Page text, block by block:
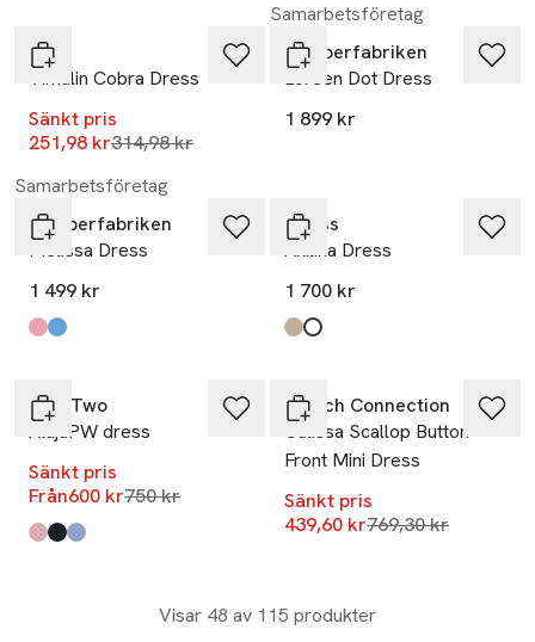
Vila
Vimalin Cobra Dress
Sänkt pris
251,98 krLägsta pris 30 dagar
314,98 kr
Samarbetsföretag
Jumperfabriken
Loreen Dot Dress
1 899 kr
Samarbetsföretag
Jumperfabriken
Melissa Dress
1 499 kr
Produkten finns i färgerna:
pink,
white
Guess
Akilina Dress
1 700 kr
Produkten finns i färgerna:
4g Blossom Flower Fo
Jet Black A996
Part Two
AlajaPW dress
Sänkt pris
Från600 krLägsta pris 30 dagar
750 kr
Produkten finns i färgerna:
Pink Shadow Flower Print
After Midnight Dot
Blue Shadow Flower
French Connection
Calissa Scallop Button
Front Mini Dress
Sänkt pris
439,60 krLägsta pris 30
769,30 kr
Visar 48 av 115 produkter